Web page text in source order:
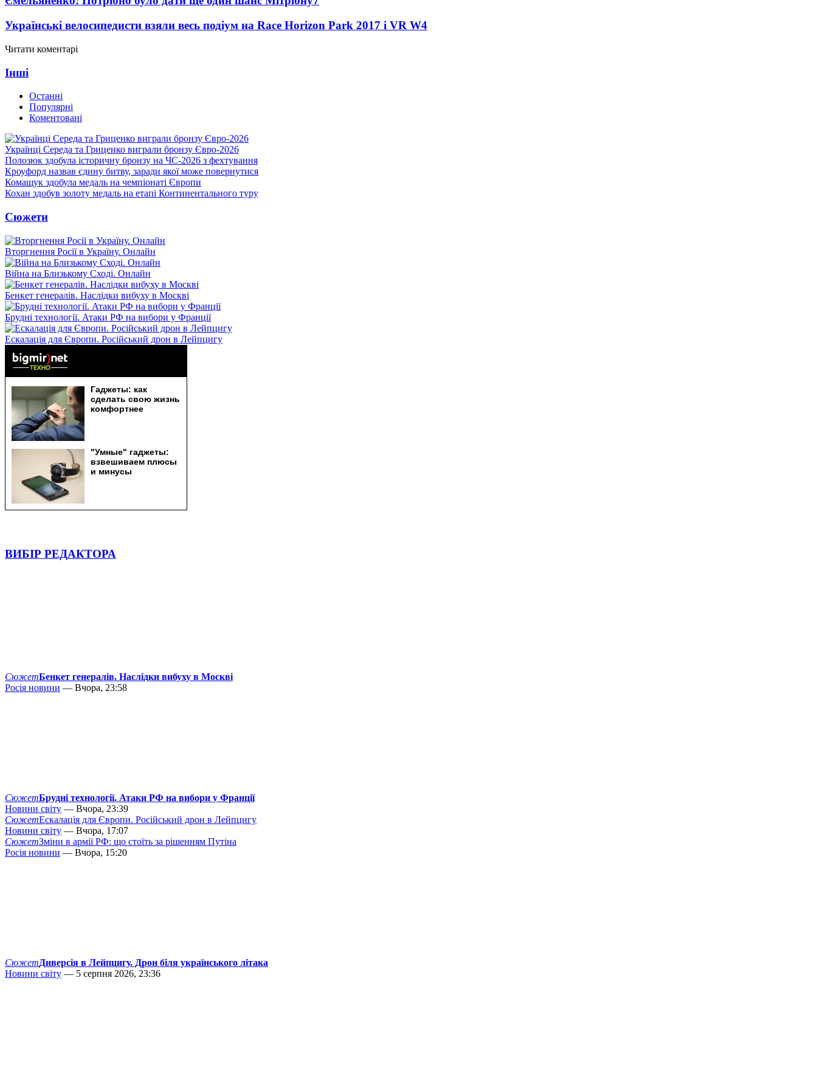
Українські велосипедисти взяли весь подіум на Race Horizon Park 2017 і VR W4
Читати коментарі
Інші
Останні
Популярні
Коментовані
Українці Середа та Гриценко виграли бронзу Євро-2026
Полозюк здобула історичну бронзу на ЧС-2026 з фехтування
Кроуфорд назвав єдину битву, заради якої може повернутися
Комащук здобула медаль на чемпіонаті Європи
Кохан здобув золоту медаль на етапі Континентального туру
Сюжети
Вторгнення Росії в Україну. Онлайн
Війна на Близькому Сході. Онлайн
Бенкет генералів. Наслідки вибуху в Москві
Брудні технології. Атаки РФ на вибори у Франції
Ескалація для Європи. Російський дрон в Лейпцигу
ВИБІР РЕДАКТОРА
СюжетБенкет генералів. Наслідки вибуху в Москві
Росія новини — Вчора, 23:58
СюжетБрудні технології. Атаки РФ на вибори у Франції
Новини світу — Вчора, 23:39
СюжетЕскалація для Європи. Російський дрон в Лейпцигу
Новини світу — Вчора, 17:07
СюжетЗміни в армії РФ: що стоїть за рішенням Путіна
Росія новини — Вчора, 15:20
СюжетДиверсія в Лейпцигу. Дрон біля українського літака
Новини світу — 5 серпня 2026, 23:36